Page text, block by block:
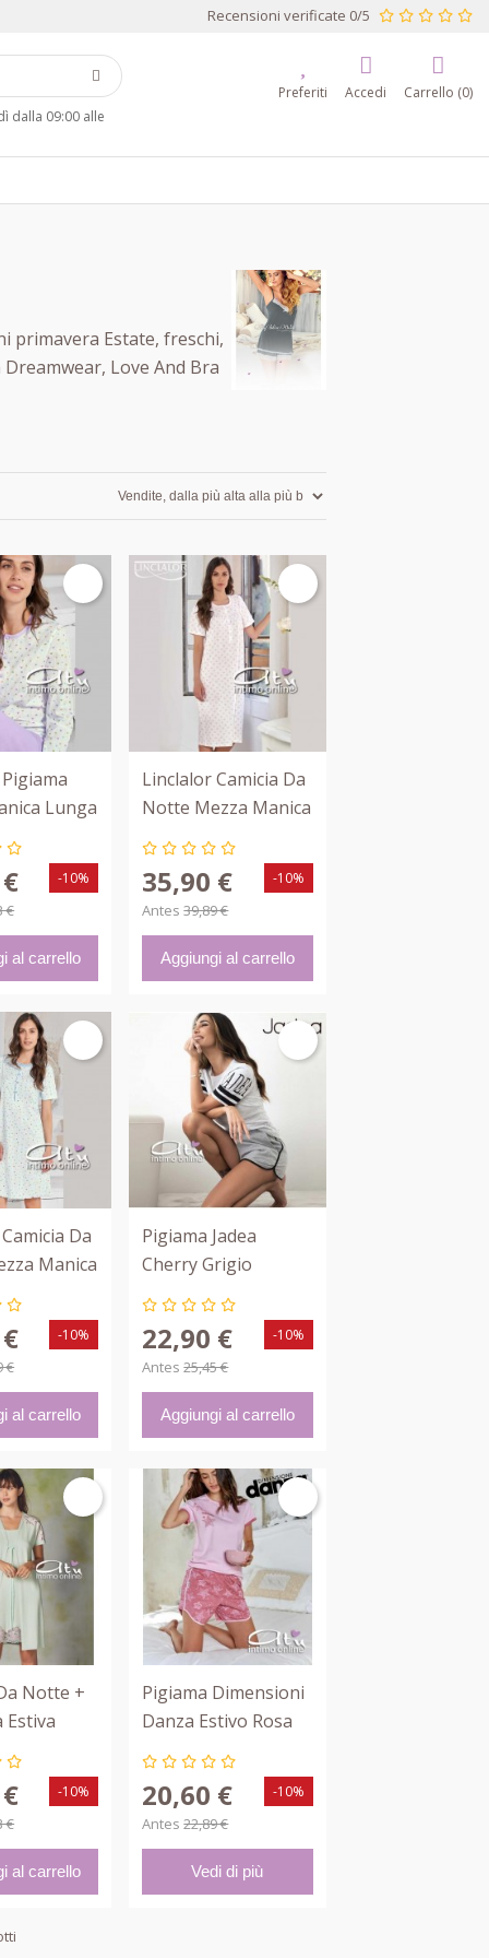
Recensioni verificate 0/5
dalla 09:00 alle
Preferiti Accedi Carrello (0)
primavera Estate, freschi,
Love And Bra
Lunga
€
-10%
al carrello
Linclalor Camicia Da
Notte Mezza Manica
Con Carrè 74458
35,90 €
Antes 39,89 €
-10%
Aggiungi al carrello
Da
Manica
€
-10%
al carrello
Pigiama Jadea
Cherry Grigio
Melange
22,90 €
Antes 25,45 €
-10%
Aggiungi al carrello
Notte +
Estiva
€
-10%
al carrello
Pigiama Dimensioni
Danza Estivo Rosa
Con T-Shirt + Shorts
20,60 €
Antes 22,89 €
-10%
Vedi di più